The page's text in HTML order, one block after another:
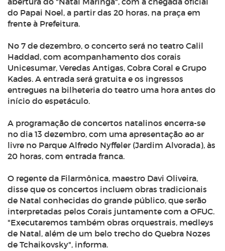
do Papai Noel, a partir das 20 horas, na praça em
frente à Prefeitura.
No 7 de dezembro, o concerto será no teatro Calil
Haddad, com acompanhamento dos corais
Unicesumar, Veredas Antigas, Cobra Coral e Grupo
Kades. A entrada será gratuita e os ingressos
entregues na bilheteria do teatro uma hora antes do
início do espetáculo.
A programação de concertos natalinos encerra-se
no dia 13 dezembro, com uma apresentação ao ar
livre no Parque Alfredo Nyffeler (Jardim Alvorada), às
20 horas, com entrada franca.
O regente da Filarmônica, maestro Davi Oliveira,
disse que os concertos incluem obras tradicionais
de Natal conhecidas do grande público, que serão
interpretadas pelos Corais juntamente com a OFUC.
"Executaremos também obras orquestrais, medleys
de Natal, além de um belo trecho do Quebra Nozes
de Tchaikovsky", informa.